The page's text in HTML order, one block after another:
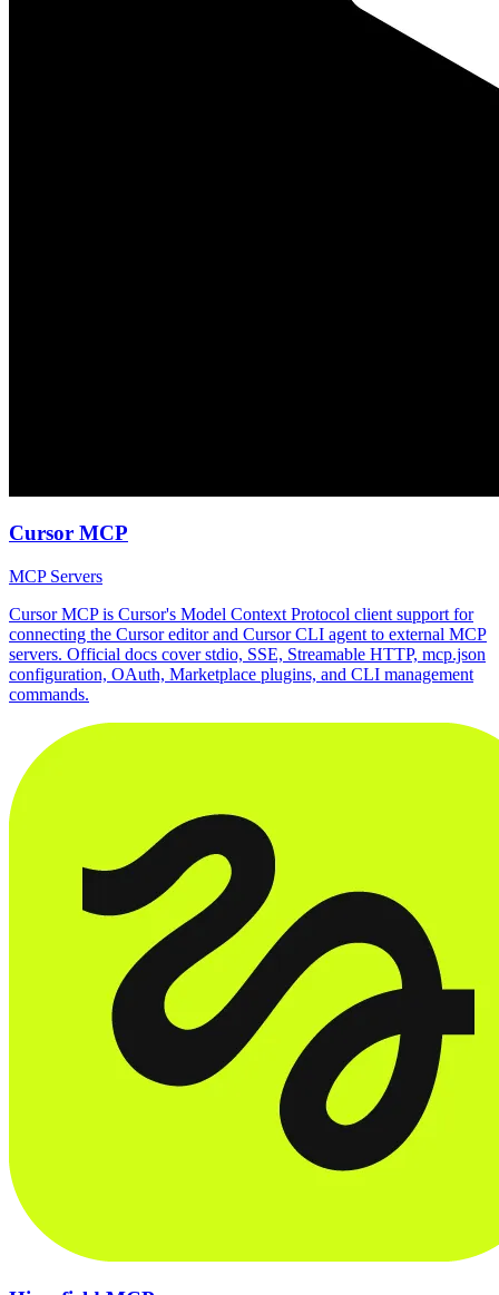
Cursor MCP
MCP Servers
Cursor MCP is Cursor's Model Context Protocol client support for
connecting the Cursor editor and Cursor CLI agent to external MCP
servers. Official docs cover stdio, SSE, Streamable HTTP, mcp.json
configuration, OAuth, Marketplace plugins, and CLI management
commands.